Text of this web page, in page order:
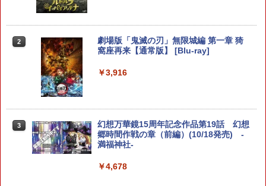
￥2,960
式ライセンス商品】送料無料 国内2年保
証
￥3,980
＼10％OFFクーポン／PS5用 冷却ファン
ー 外付け 自動冷却ファン 三つファン 急
方に対応
￥2,680
2
【中古】アッコにおまかせ!ブレインショ
ック
￥350
3
【中古】ラストストーリー(特典なし) -
Wii
￥350
2
劇場版「鬼滅の刃」無限城編 第一章 猗
窩座再来【通常版】 [Blu-ray]
￥3,916
3
幻想万華鏡15周年記念作品第19話 幻想
郷時間作戦の章（前編）(10/18発売) -
満福神社-
￥4,678